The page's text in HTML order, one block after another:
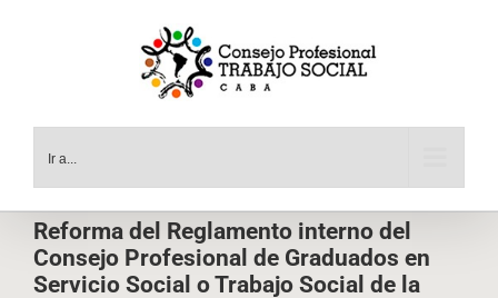
Ir a...
Reforma del Reglamento interno del
Consejo Profesional de Graduados en
Servicio Social o Trabajo Social de la